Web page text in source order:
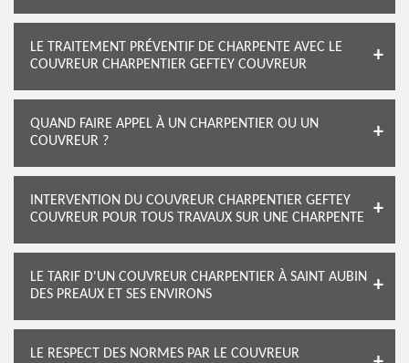
LE TRAITEMENT PRÉVENTIF DE CHARPENTE AVEC LE
COUVREUR CHARPENTIER GEFTEY COUVREUR
QUAND FAIRE APPEL À UN CHARPENTIER OU UN
COUVREUR ?
INTERVENTION DU COUVREUR CHARPENTIER GEFTEY
COUVREUR POUR TOUS TRAVAUX SUR UNE CHARPENTE
LE TARIF D'UN COUVREUR CHARPENTIER À SAINT AUBIN
DES PREAUX ET SES ENVIRONS
LE RESPECT DES NORMES PAR LE COUVREUR